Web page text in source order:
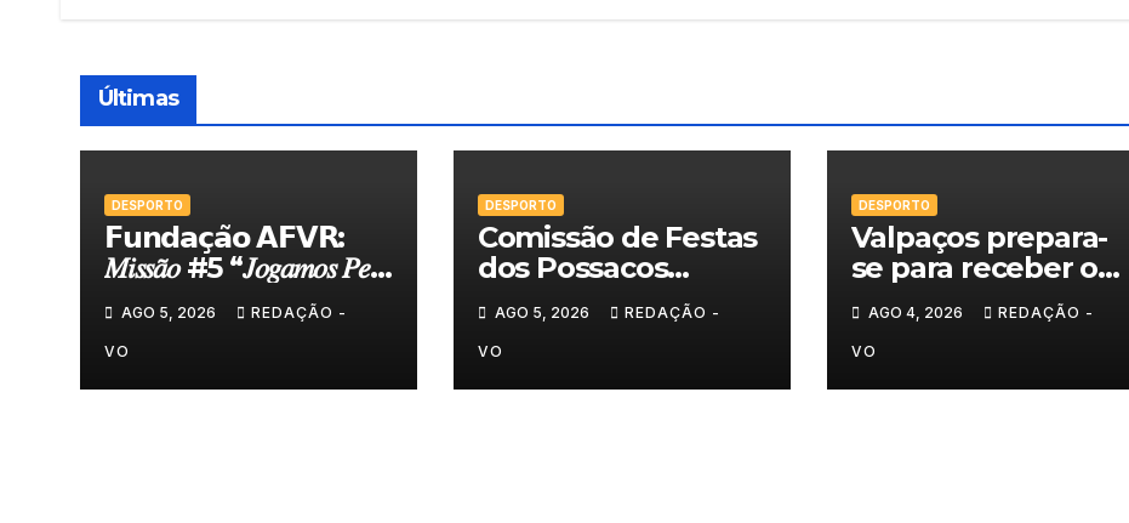
Últimas
DESPORTO
𝗙𝘂𝗻𝗱𝗮𝗰̧𝗮̃𝗼 𝗔𝗙𝗩𝗥:
𝑀𝑖𝑠𝑠𝑎̃𝑜 #5 “𝐽𝑜𝑔𝑎𝑚𝑜𝑠 𝑃𝑒𝑙𝑎
AGO 5, 2026 REDAÇÃO -
VO
DESPORTO
Comissão de Festas
dos Possacos
felicita finalistas do
Torneio de Sueca
AGO 5, 2026 REDAÇÃO -
VO
DESPORTO
Valpaços prepara-
se para receber o
AGO 4, 2026 REDAÇÃO -
VO